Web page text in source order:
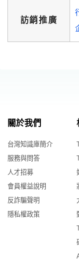
訪銷推廣
關於我們
台灣知識庫簡介
服務與問答
人才招募
會員權益說明
反詐騙聲明
隱私權政策